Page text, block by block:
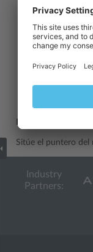
Inserte un
archivos y a
Nota:cuando
YouTube que
Sitúe el puntero del
Industry
Partners: